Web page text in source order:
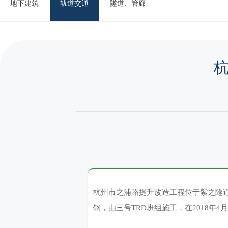
地下建筑 轨道交通 隧道、管廊
杭州市之浦路提升改造工程位于紫之隧
钢， 由三号TRD班组施工，在2018年4